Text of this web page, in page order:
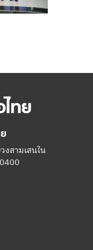
งสามเสนใน